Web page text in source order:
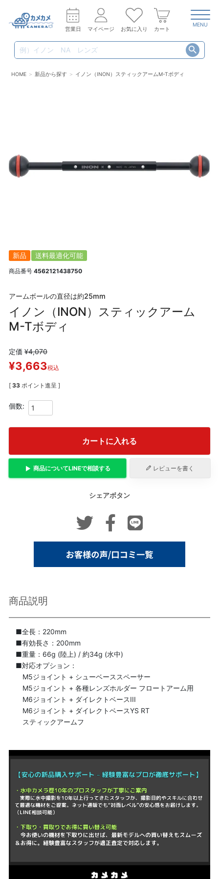
営業日 マイページ お気に入り カート
MENU
HOME 新品から探す イノン（INON）スティックアームM-Tボディ
新品 送料最適化可能
商品番号 4562121438750
アームボールの直径は約25mm
イノン（INON）スティックアーム
M-Tボディ
定価 ¥4,070
¥3,663税込
[ 33 ポイント進呈 ]
カートに入れる
商品についてLINEで相談する レビューを書く
シェアボタン
商品説明
■全長：220mm
■有効長さ：200mm
■重量：66g (陸上) / 約34g (水中)
■対応オプション：
M5ジョイント + シューベーススペーサー
M5ジョイント + 各種レンズホルダー フロートアーム用
M6ジョイント + ダイレクトベースIII
M6ジョイント + ダイレクトベースYS RT
スティックアームフ